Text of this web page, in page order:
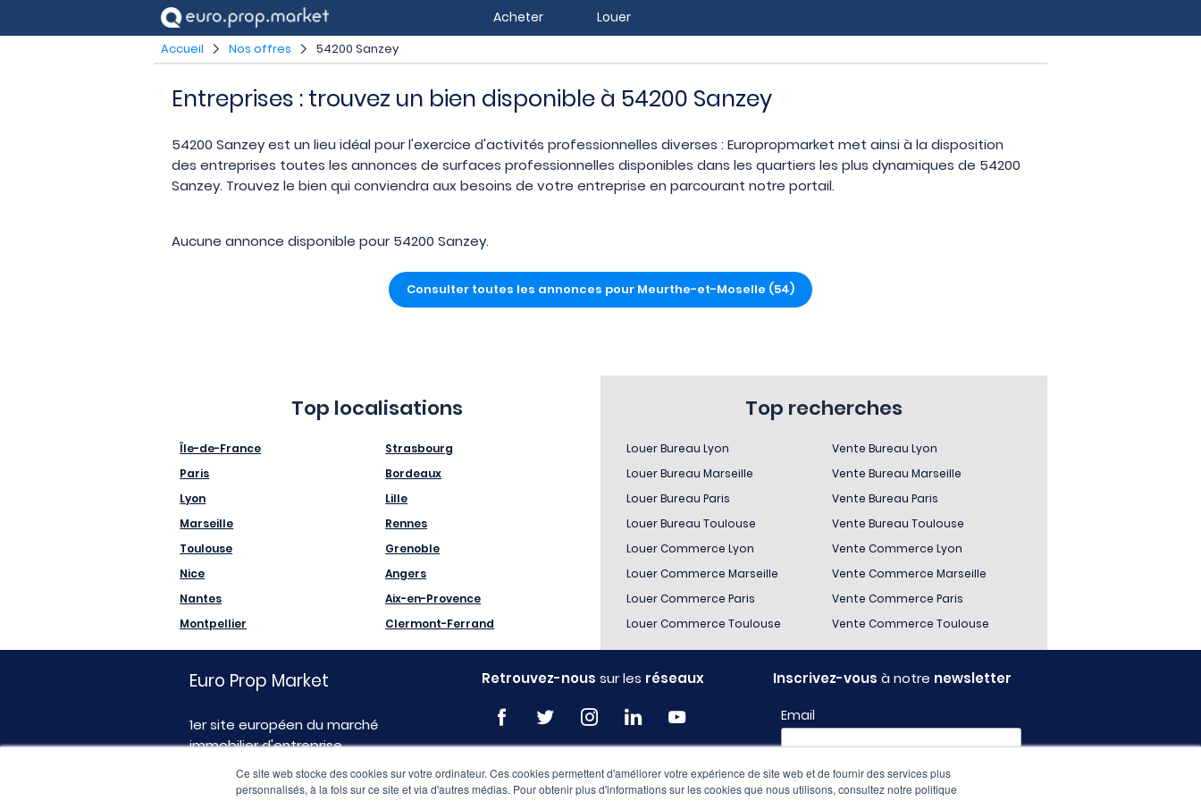
Ce site web stocke des cookies sur votre ordinateur. Ces cookies permettent d'améliorer votre expérience de site web et de fournir des services plus
personnalisés, à la fois sur ce site et via d'autres médias. Pour obtenir plus d'informations sur les cookies que nous utilisons, consultez notre politique
Acheter Louer
Accueil Nos offres 54200 Sanzey
Entreprises : trouvez un bien disponible à 54200 Sanzey
54200 Sanzey est un lieu idéal pour l'exercice d'activités professionnelles diverses : Europropmarket met ainsi à la disposition
des entreprises toutes les annonces de surfaces professionnelles disponibles dans les quartiers les plus dynamiques de 54200
Sanzey. Trouvez le bien qui conviendra aux besoins de votre entreprise en parcourant notre portail.
Aucune annonce disponible pour 54200 Sanzey.
Consulter toutes les annonces pour Meurthe-et-Moselle (54)
Top localisations
Île-de-France
Paris
Lyon
Marseille
Toulouse
Nice
Nantes
Montpellier
Strasbourg
Bordeaux
Lille
Rennes
Grenoble
Angers
Aix-en-Provence
Clermont-Ferrand
Top recherches
Louer Bureau Lyon
Louer Bureau Marseille
Louer Bureau Paris
Louer Bureau Toulouse
Louer Commerce Lyon
Louer Commerce Marseille
Louer Commerce Paris
Louer Commerce Toulouse
Vente Bureau Lyon
Vente Bureau Marseille
Vente Bureau Paris
Vente Bureau Toulouse
Vente Commerce Lyon
Vente Commerce Marseille
Vente Commerce Paris
Vente Commerce Toulouse
Euro Prop Market
1er site européen du marché
immobilier d'entreprise
Retrouvez-nous sur les réseaux Inscrivez-vous à notre newsletter
Email
Profil